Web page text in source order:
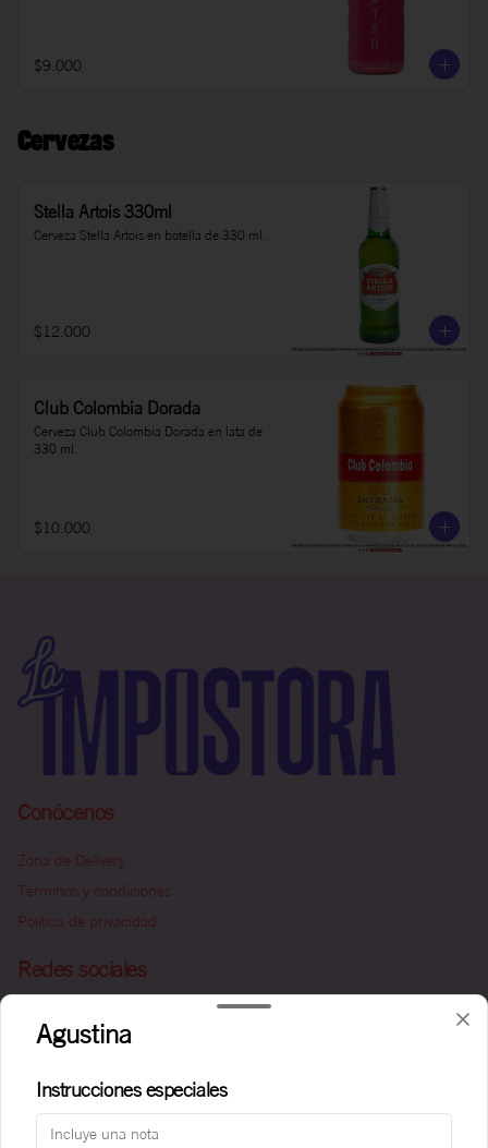
$9.000
Cervezas
Stella Artois 330ml
Cerveza Stella Artois en botella de 330 ml.
$12.000
Club Colombia Dorada
Cerveza Club Colombia Dorada en lata de
330 ml.
$10.000
Conócenos
Zona de Delivery
Términos y condiciones
Política de privacidad
Redes sociales
Facebook
Mi cuenta
Agustina
Instrucciones especiales